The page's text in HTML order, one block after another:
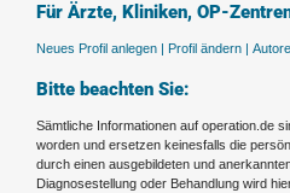
Für Ärzte, Kliniken, OP-
Neues Profil anlegen | Profil ändern |
Bitte beachten Sie:
Sämtliche Informationen auf operation.de
worden und ersetzen keinesfalls die
durch einen ausgebildeten und
Diagnosestellung oder Behandlung wird